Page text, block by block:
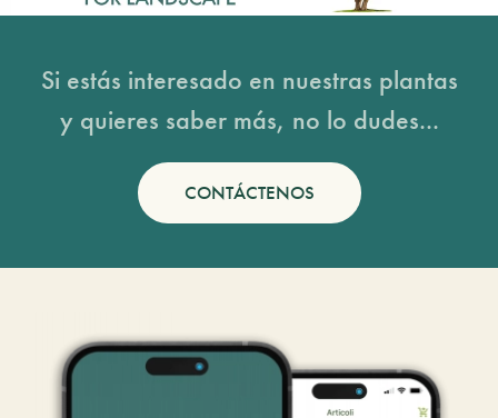
Si estás interesado en nuestras plantas
y quieres saber más, no lo dudes...
CONTÁCTENOS